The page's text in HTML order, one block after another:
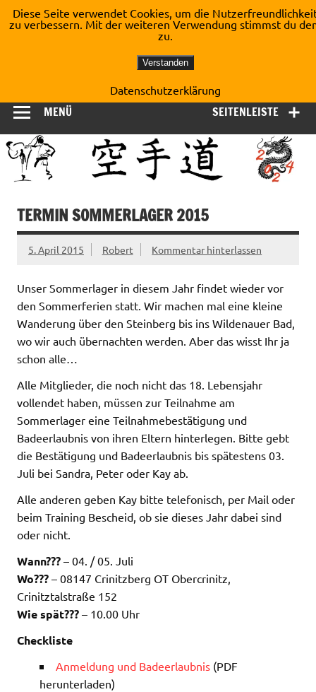
Inhalt
springen
Shotokan Karate Dojo
Kirchberg e.V.
SEITENLEISTE
MENÜ
TERMIN SOMMERLAGER 2015
5. April 2015 Robert Kommentar hinterlassen
Unser Sommerlager in diesem Jahr findet wieder vor
den Sommerferien statt. Wir machen mal eine kleine
Wanderung über den Steinberg bis ins Wildenauer Bad,
wo wir auch übernachten werden. Aber das wisst Ihr ja
schon alle…
Alle Mitglieder, die noch nicht das 18. Lebensjahr
vollendet haben, müssen zur Teilnahme am
Sommerlager eine Teilnahmebestätigung und
Badeerlaubnis von ihren Eltern hinterlegen. Bitte gebt
die Bestätigung und Badeerlaubnis bis spätestens 03.
Juli bei Sandra, Peter oder Kay ab.
Alle anderen geben Kay bitte telefonisch, per Mail oder
beim Training Bescheid, ob sie dieses Jahr dabei sind
oder nicht.
Wann??? – 04. / 05. Juli
Wo??? – 08147 Crinitzberg OT Obercrinitz,
Crinitztalstraße 152
Wie spät??? – 10.00 Uhr
Checkliste
Anmeldung und Badeerlaubnis (PDF
herunterladen)
Diese Seite verwendet Cookies, um die
zu verbessern. Mit der weiteren Verwendung stimmst du
zu.
Verstanden
Datenschutzerklärung